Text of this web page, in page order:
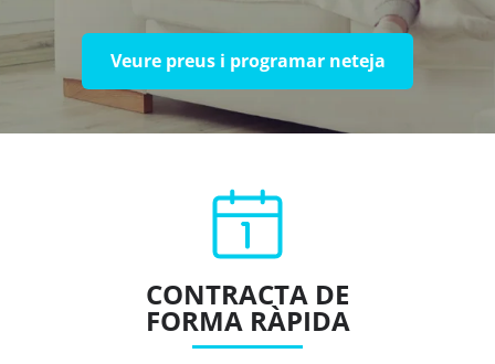
Veure preus i programar neteja
CONTRACTA DE
FORMA RÀPIDA